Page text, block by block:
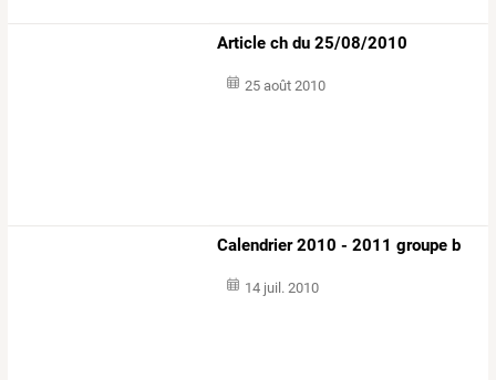
Article ch du 25/08/2010
25 août 2010
Calendrier 2010 - 2011 groupe b
14 juil. 2010